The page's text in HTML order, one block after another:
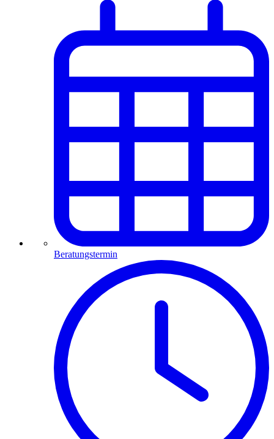
Beratungstermin